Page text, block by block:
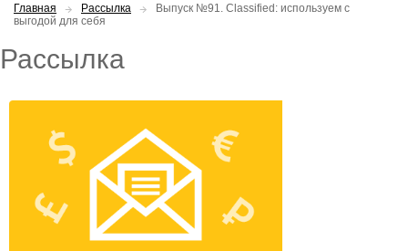
Главная Рассылка
Выпуск №91. Classified: используем с
выгодой для себя
Рассылка